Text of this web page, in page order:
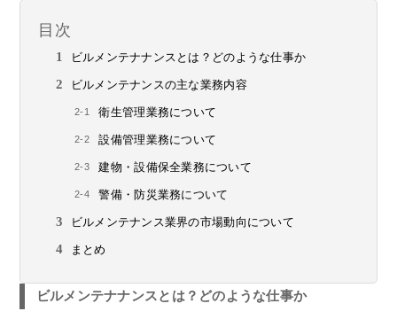
目次
ビルメンテナナンスとは？どのような仕事か
ビルメンテナンスの主な業務内容
衛生管理業務について
設備管理業務について
建物・設備保全業務について
警備・防災業務について
ビルメンテナンス業界の市場動向について
まとめ
ビルメンテナナンスとは？どのような仕事か